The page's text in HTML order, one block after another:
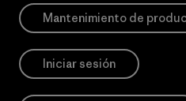
Mantenimiento de
Iniciar sesión